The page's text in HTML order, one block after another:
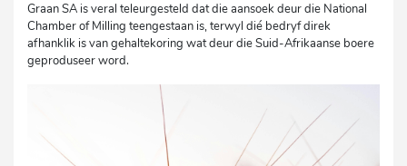
Graan SA is veral teleurgesteld dat die aansoek deur die National
Chamber of Milling teengestaan is, terwyl dié bedryf direk
afhanklik is van gehaltekoring wat deur die Suid-Afrikaanse boere
geproduseer word.